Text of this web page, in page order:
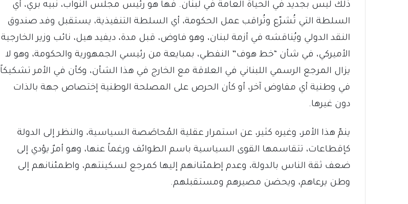
ذلك ليس بجديد في الحياة العامة في لبنان. فها هو رئيس مجلس النواب، نبيه بري، أي
السلطة التي تُشرّع وتُراقب عمل الحكومة، أي السلطة التنفيذية، يستقبل وفد صندوق
النقد الدولي ويُناقشه في أزمة لبنان، وهو فاوض، قبل مدة، ديفيد هيل، نائب وزير الخارجية
الأميركي، في شأن “خط هوف” النفطي، بمبايعة من رئيسي الجمهورية والحكومة، وهو لا
يزال المرجع الرسمي اللبناني في العلاقة مع الخارج في هذا الشأن، وكأن في الأمر تشكيكاً
في وطنية أي مفاوض آخر، أو كأن الحرص على المصلحة الوطنية إختصاص جهة بالذات
دون غيرها.
ينمّ هذا الأمر، وغيره كثير، عن استمرار عقلية المُحاصَصة السياسية، والنظر إلى الدولة
كإقطاعات، تتقاسمها القوى السياسية باسم الطوائف ورغماً عنها، وهو أمرٌ يؤدي إلى
ضعف ثقة الناس بالدولة، وعدم إطمئنانهم إليها كمرجع لسكينتهم، واطمئنانهم إلى
وطن يرعاهم، ويحضن مصيرهم ومستقبلهم.